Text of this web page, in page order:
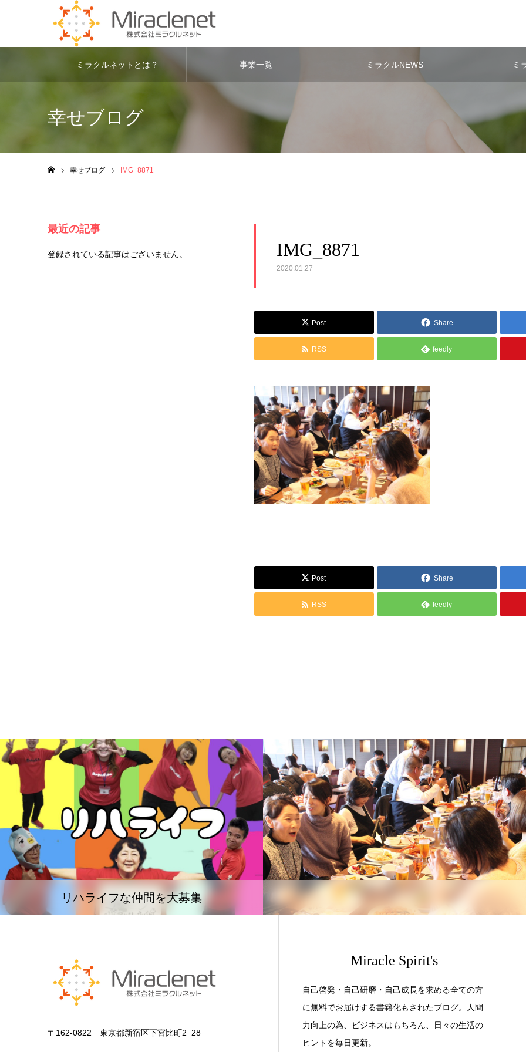
ミラクルネットとは？ 事業一覧 ミラクルNEWS ミ
幸せブログ
幸せブログ IMG_8871
IMG_8871
2020.01.27
Post Share
RSS feedly
Post Share
RSS feedly
最近の記事
登録されている記事はございません。
リハライフな仲間を大募集
〒162-0822 東京都新宿区下宮比町2−28
Miracle Spirit's
自己啓発・自己研磨・自己成長を求める全ての方
に無料でお届けする書籍化もされたブログ。人間
力向上の為、ビジネスはもちろん、日々の生活の
ヒントを毎日更新。